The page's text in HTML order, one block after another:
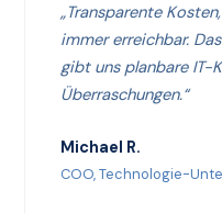
„Transparente
immer erreichbar.
gibt uns planbare IT-
Überraschungen.“
Michael R.
COO, Technologie-